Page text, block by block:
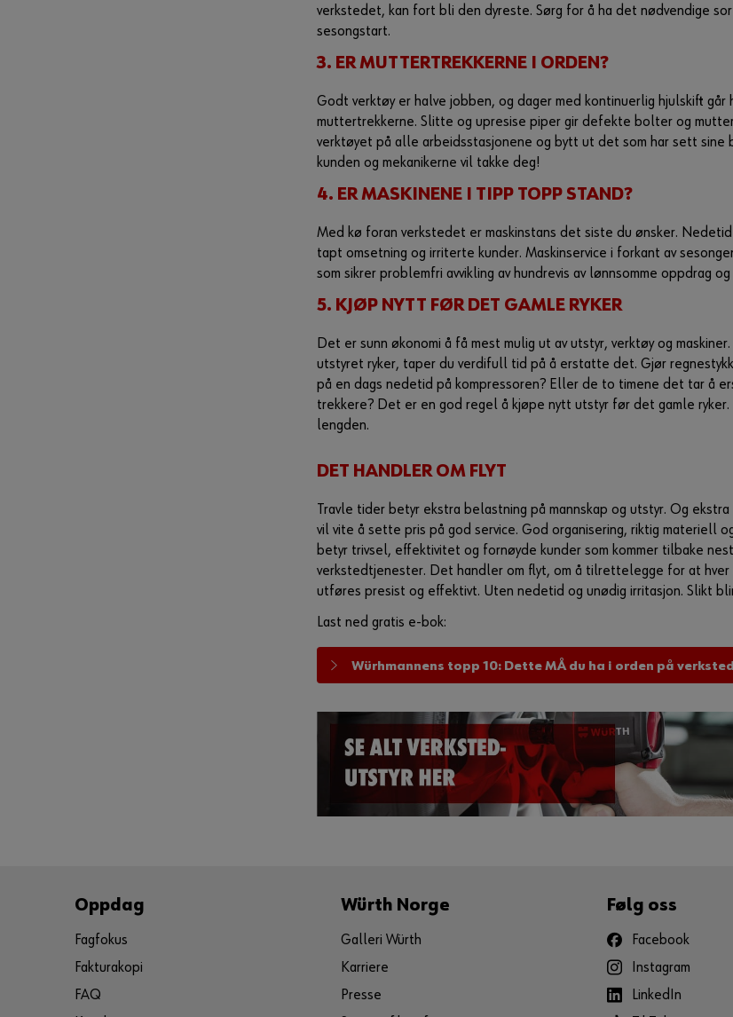
verkstedet, kan fort bli den dyreste. Sørg for å ha det nødvendige
sesongstart.
3. ER MUTTERTREKKERNE I ORDEN?
Godt verktøy er halve jobben, og dager med kontinuerlig hjulskift går
muttertrekkerne. Slitte og upresise piper gir defekte bolter og
verktøyet på alle arbeidsstasjonene og bytt ut det som har sett sine
kunden og mekanikerne vil takke deg!
4. ER MASKINENE I TIPP TOPP STAND?
Med kø foran verkstedet er maskinstans det siste du ønsker.
tapt omsetning og irriterte kunder. Maskinservice i forkant av
som sikrer problemfri avvikling av hundrevis av lønnsomme oppdrag
5. KJØP NYTT FØR DET GAMLE RYKER
Det er sunn økonomi å få mest mulig ut av utstyr, verktøy og
utstyret ryker, taper du verdifull tid på å erstatte det. Gjør
på en dags nedetid på kompressoren? Eller de to timene det tar å
trekkere? Det er en god regel å kjøpe nytt utstyr før det gamle
lengden.
DET HANDLER OM FLYT
Travle tider betyr ekstra belastning på mannskap og utstyr. Og ekstra
vil vite å sette pris på god service. God organisering, riktig materiell
betyr trivsel, effektivitet og fornøyde kunder som kommer tilbake
verkstedtjenester. Det handler om flyt, om å tilrettelegge for at hver
utføres presist og effektivt. Uten nedetid og unødig irritasjon. Slikt
Last ned gratis e-bok:
Würhmannens topp 10: Dette MÅ du ha i orden på
Oppdag
Fagfokus
Fakturakopi
FAQ
Würth Norge
Galleri Würth
Karriere
Presse
Følg oss
Facebook
Instagram
LinkedIn